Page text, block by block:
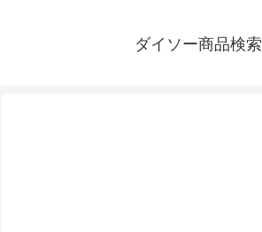
ダイソー商品検索